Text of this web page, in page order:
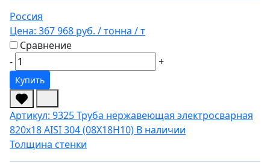
Россия
Цена: 367 968 руб. / тонна / т
Сравнение
-
+
Купить
Артикул: 9325Труба нержавеющая электросварная
820х18 AISI 304 (08Х18Н10) В наличии
Толщина стенки